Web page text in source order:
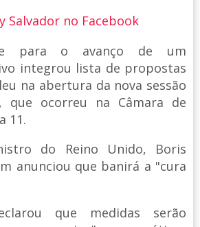
Salvador no Facebook
para o avanço de um
integrou lista de propostas
na abertura da nova sessão
que ocorreu na Câmara de
11.
do Reino Unido, Boris
anunciou que banirá a "cura
que medidas serão